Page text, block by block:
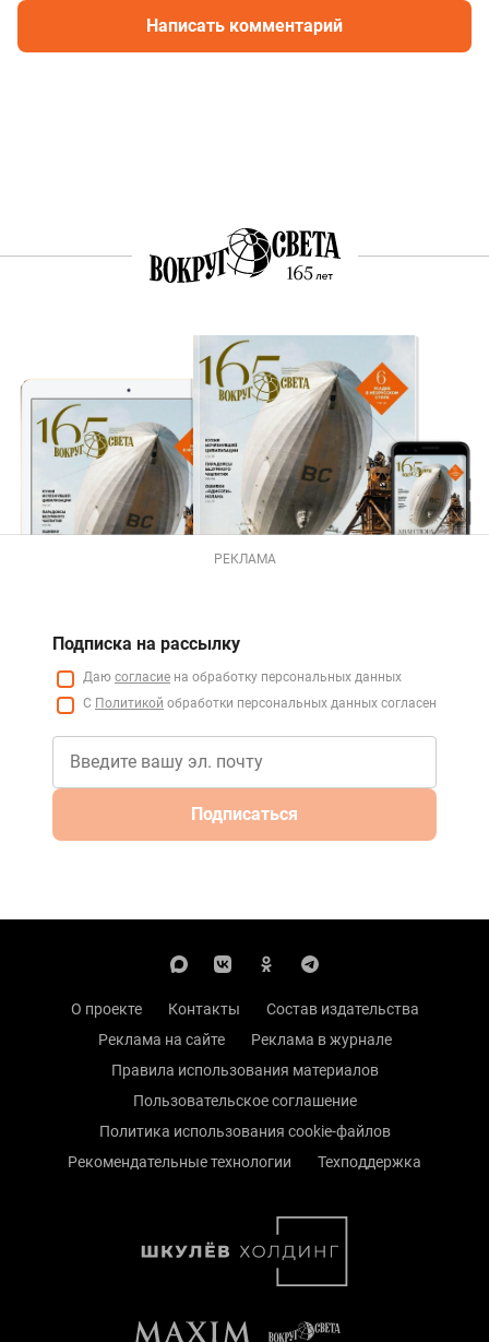
Написать комментарий
РЕКЛАМА
Подписка на рассылку
Даю согласие на обработку персональных данных
С Политикой обработки персональных данных согласен
Подписаться
О проекте Контакты
Состав издательства
Реклама на сайте
Реклама в журнале
Правила использования материалов
Пользовательское соглашение
Политика использования cookie-файлов
Рекомендательные технологии
Техподдержка